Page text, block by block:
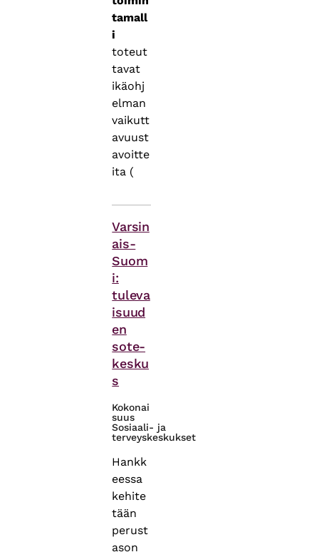
tamall
i
toteut
tavat
ikäohj
elman
vaikutt
avuust
avoitte
ita (
Varsin
ais-
Suom
i:
tuleva
isuud
en
sote-
kesku
s
Kokonai
suus
Sosiaali- ja
terveyskeskukset
Hankk
eessa
kehite
tään
perust
ason